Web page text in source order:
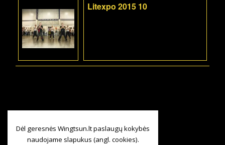
Litexpo 2015 10
Dėl geresnės Wingtsun.lt paslaugų kokybės
naudojame slapukus (angl. cookies).